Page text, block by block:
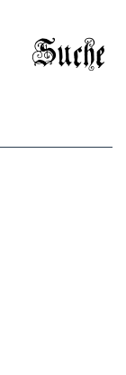
Suche